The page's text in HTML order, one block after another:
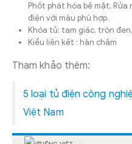
Phốt phát hóa bề mặt, Rửa
điện với màu phù hợp.
Khóa tủ: tam giác, tròn
Kiểu liên kết : hàn chấm
Tham khảo thêm:
5 loại tủ điện công
Việt Nam